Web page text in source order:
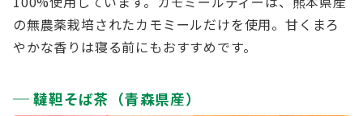
の無農薬栽培されたカモミールだけを使用。甘くまろ
やかな香りは寝る前にもおすすめです。
韃靼そば茶（青森県産）